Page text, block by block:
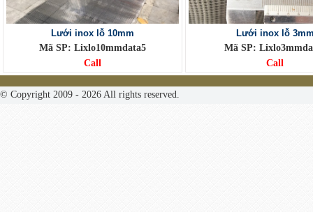
Lưới inox lỗ 10mm
Mã SP: Lixlo10mmdata5
Call
Lưới inox lỗ
Mã SP:
Call
© Copyright 2009 - 2026 All rights reserved.